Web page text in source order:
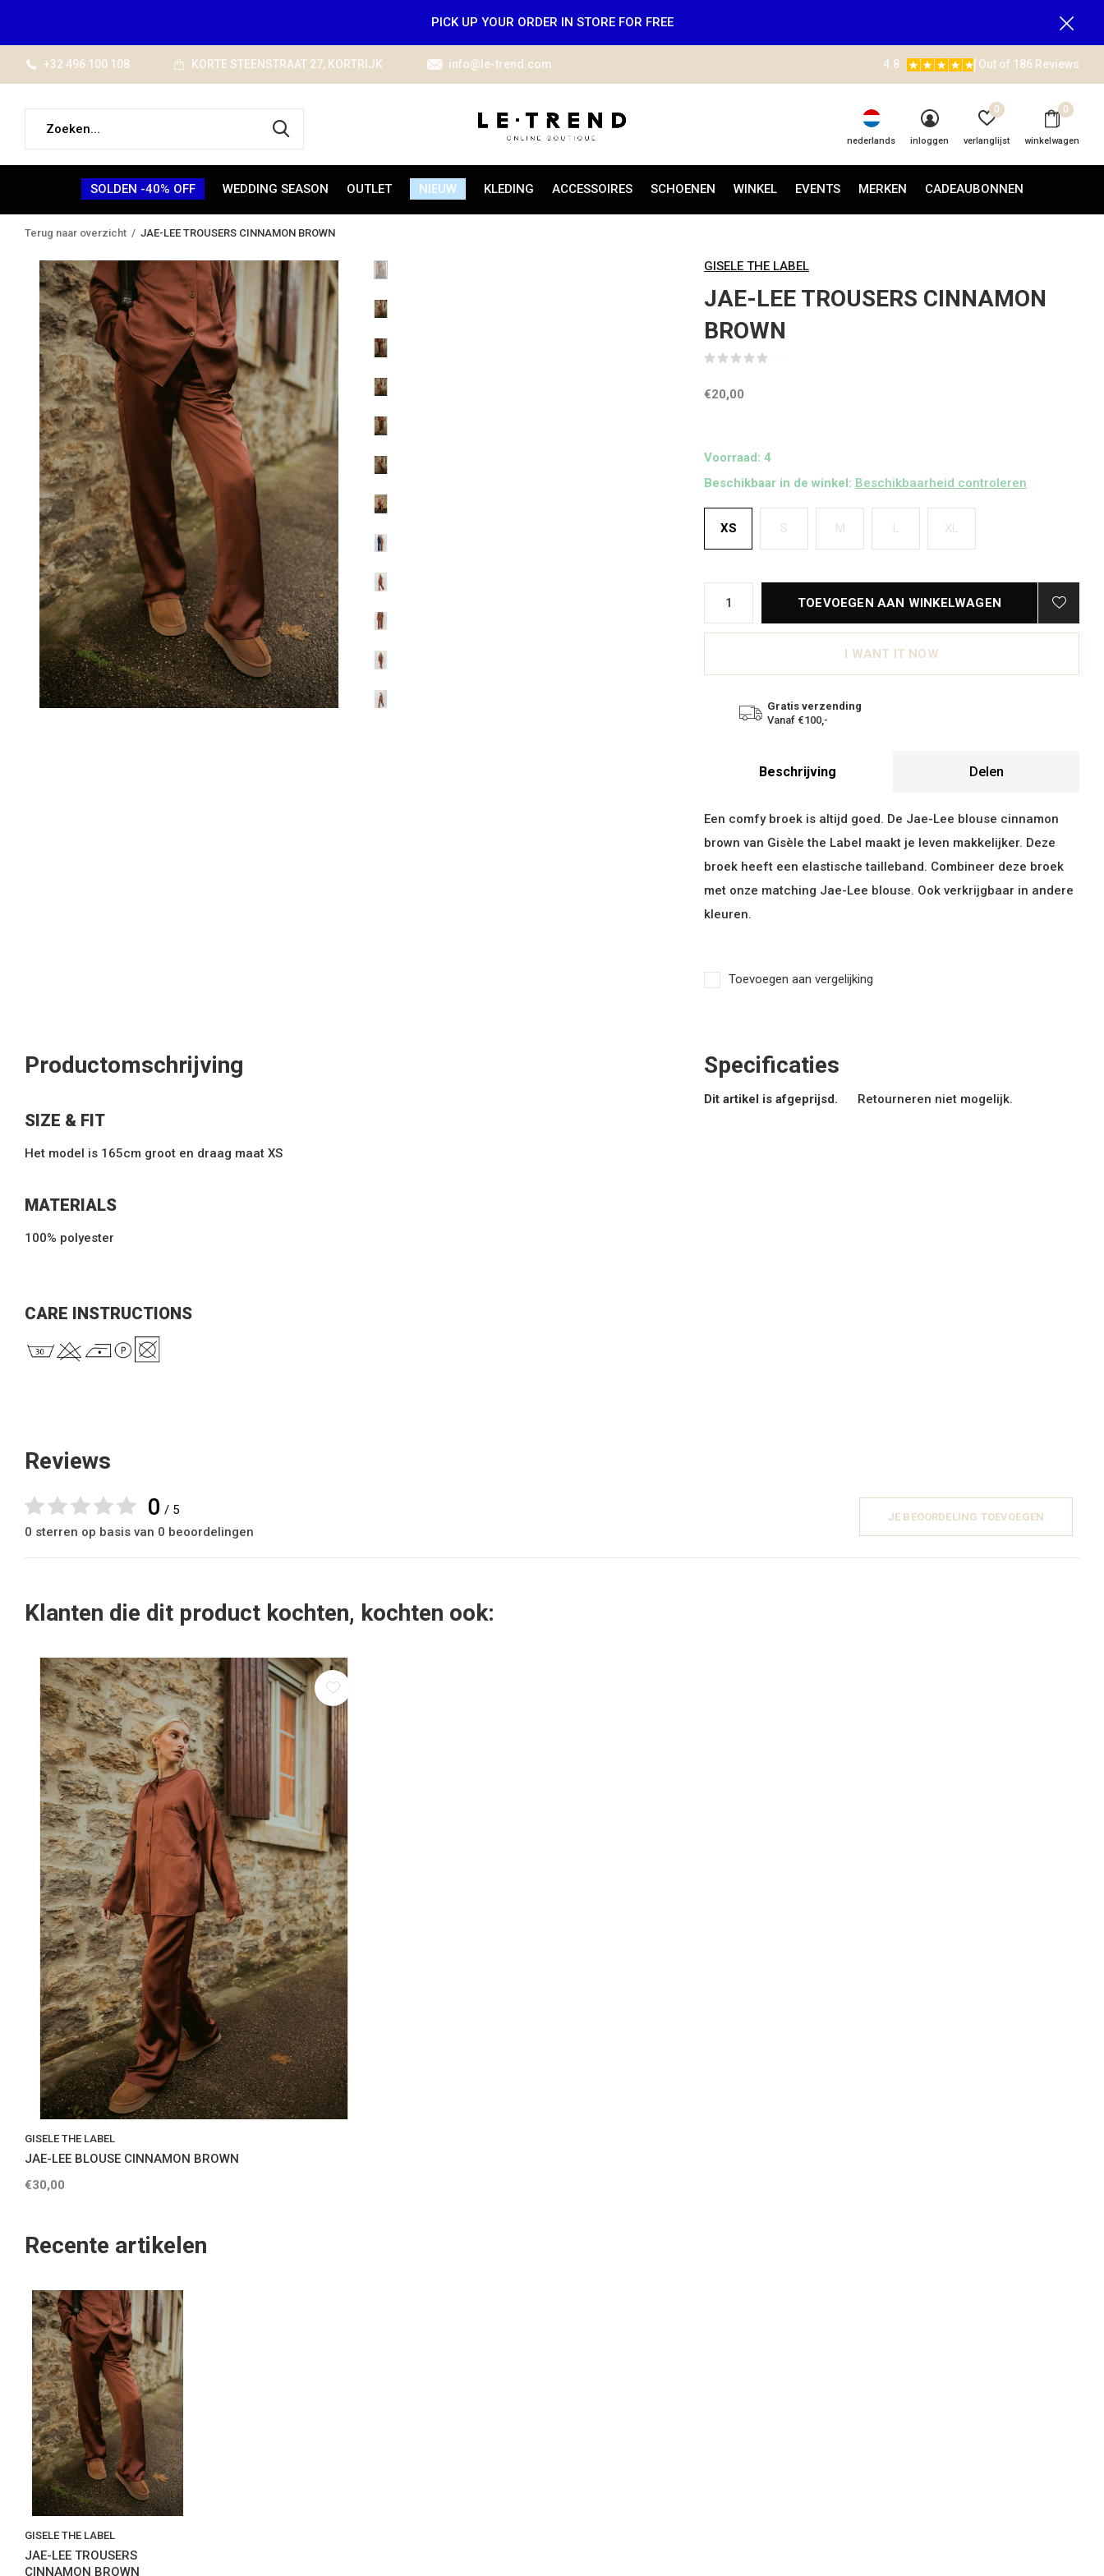
SOLDEN -40% OFF WEDDING SEASON OUTLET NIEUW KLEDING ACCESSOIRES SCHOENEN WINKEL EVENTS MERKEN CADEAUBONNEN
nederlands inloggen verlanglijst
0
winkelwagen
0
+32 496 100 108 KORTE STEENSTRAAT 27, KORTRIJK info@le-trend.com 4.8 Out of 186 Reviews
PICK UP YOUR ORDER IN STORE FOR FREE
Terug naar overzicht JAE-LEE TROUSERS CINNAMON BROWN
GISELE THE LABEL
JAE-LEE TROUSERS CINNAMON
BROWN
€20,00
Voorraad: 4
Beschikbaar in de winkel: Beschikbaarheid controleren
XS S M L XL
TOEVOEGEN AAN WINKELWAGEN
I WANT IT NOW
Gratis verzending
Vanaf €100,-
Beschrijving Delen
Een comfy broek is altijd goed. De Jae-Lee blouse cinnamon
brown van Gisèle the Label maakt je leven makkelijker. Deze
broek heeft een elastische tailleband. Combineer deze broek
met onze matching Jae-Lee blouse. Ook verkrijgbaar in andere
kleuren.
Toevoegen aan vergelijking
Productomschrijving
SIZE & FIT
Het model is 165cm groot en draag maat XS
MATERIALS
100% polyester
CARE INSTRUCTIONS
Specificaties
Dit artikel is afgeprijsd. Retourneren niet mogelijk.
Reviews
0 / 5
0 sterren op basis van 0 beoordelingen
JE BEOORDELING TOEVOEGEN
Klanten die dit product kochten, kochten ook:
GISELE THE LABEL
JAE-LEE BLOUSE CINNAMON BROWN
€30,00
Recente artikelen
GISELE THE LABEL
JAE-LEE TROUSERS
CINNAMON BROWN